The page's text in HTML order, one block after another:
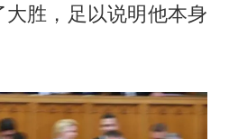
胜，足以说明他本身